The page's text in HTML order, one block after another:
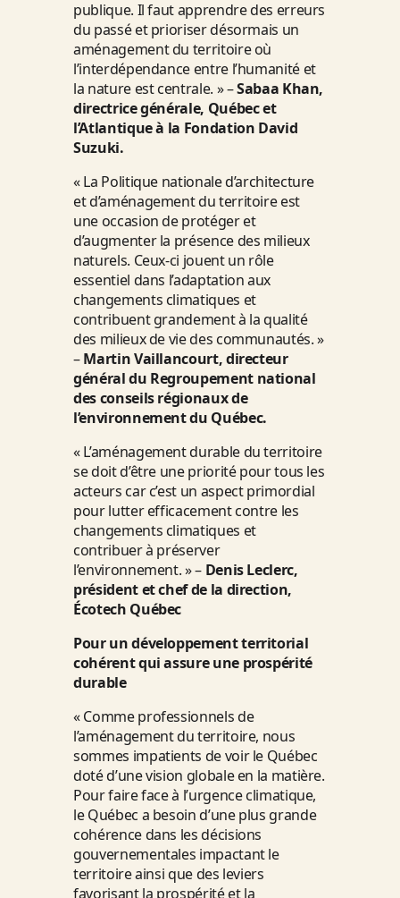
publique. Il faut apprendre des erreurs
du passé et prioriser désormais un
aménagement du territoire où
l’interdépendance entre l’humanité et
la nature est centrale. » –Sabaa Khan,
directrice générale, Québec et
l’Atlantique à la Fondation David
Suzuki.
« La Politique nationale d’architecture
et d’aménagement du territoire est
une occasion de protéger et
d’augmenter la présence des milieux
naturels. Ceux-ci jouent un rôle
essentiel dans l’adaptation aux
changements climatiques et
contribuent grandement à la qualité
des milieux de vie des communautés. »
–Martin Vaillancourt, directeur
général du Regroupement national
des conseils régionaux de
l’environnement du Québec.
« L’aménagement durable du territoire
se doit d’être une priorité pour tous les
acteurs car c’est un aspect primordial
pour lutter efficacement contre les
changements climatiques et
contribuer à préserver
l’environnement. » – Denis Leclerc,
président et chef de la direction,
Écotech Québec
Pour un développement territorial
cohérent qui assure une prospérité
durable
« Comme professionnels de
l’aménagement du territoire, nous
sommes impatients de voir le Québec
doté d’une vision globale en la matière.
Pour faire face à l’urgence climatique,
le Québec a besoin d’une plus grande
cohérence dans les décisions
gouvernementales impactant le
territoire ainsi que des leviers
favorisant la prospérité et la